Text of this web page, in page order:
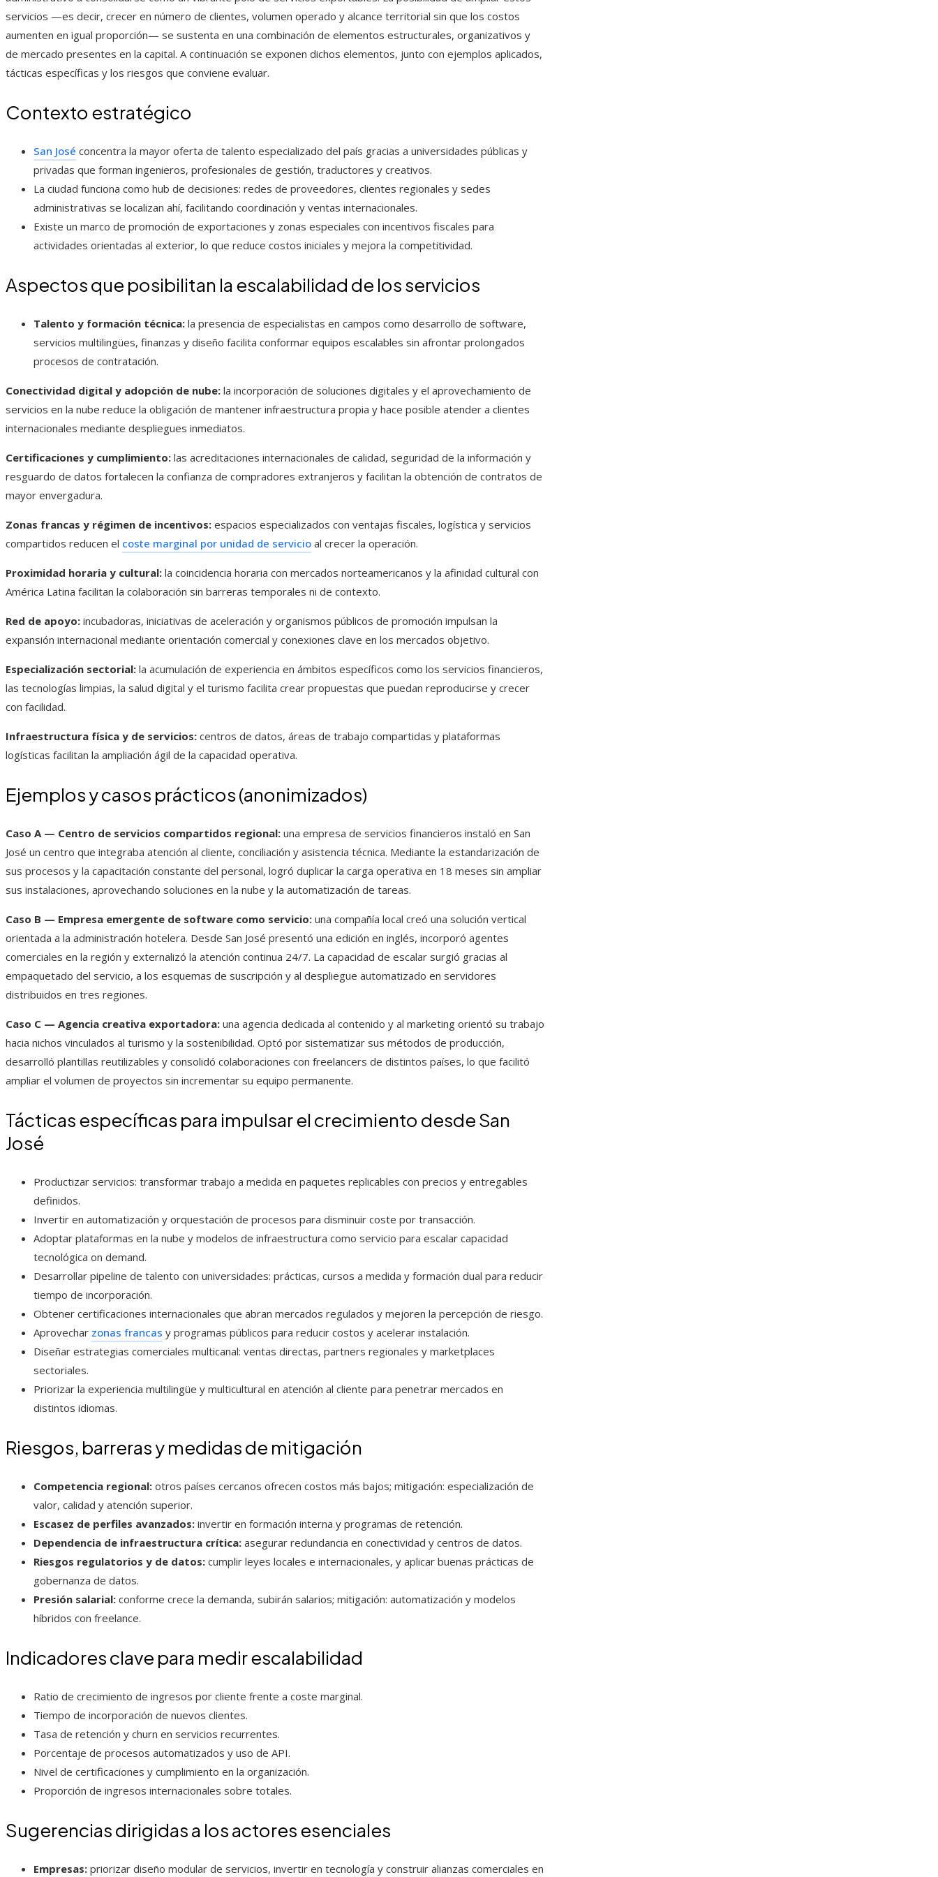
servicios —es decir, crecer en número de clientes, volumen operado y alcance territorial sin que los costos
aumenten en igual proporción— se sustenta en una combinación de elementos estructurales, organizativos y
de mercado presentes en la capital. A continuación se exponen dichos elementos, junto con ejemplos aplicados,
tácticas específicas y los riesgos que conviene evaluar.
Contexto estratégico
San José concentra la mayor oferta de talento especializado del país gracias a universidades públicas y
privadas que forman ingenieros, profesionales de gestión, traductores y creativos.
La ciudad funciona como hub de decisiones: redes de proveedores, clientes regionales y sedes
administrativas se localizan ahí, facilitando coordinación y ventas internacionales.
Existe un marco de promoción de exportaciones y zonas especiales con incentivos fiscales para
actividades orientadas al exterior, lo que reduce costos iniciales y mejora la competitividad.
Aspectos que posibilitan la escalabilidad de los servicios
Talento y formación técnica: la presencia de especialistas en campos como desarrollo de software,
servicios multilingües, finanzas y diseño facilita conformar equipos escalables sin afrontar prolongados
procesos de contratación.
Conectividad digital y adopción de nube: la incorporación de soluciones digitales y el aprovechamiento de
servicios en la nube reduce la obligación de mantener infraestructura propia y hace posible atender a clientes
internacionales mediante despliegues inmediatos.
Certificaciones y cumplimiento: las acreditaciones internacionales de calidad, seguridad de la información y
resguardo de datos fortalecen la confianza de compradores extranjeros y facilitan la obtención de contratos de
mayor envergadura.
Zonas francas y régimen de incentivos: espacios especializados con ventajas fiscales, logística y servicios
compartidos reducen el coste marginal por unidad de servicio al crecer la operación.
Proximidad horaria y cultural: la coincidencia horaria con mercados norteamericanos y la afinidad cultural con
América Latina facilitan la colaboración sin barreras temporales ni de contexto.
Red de apoyo: incubadoras, iniciativas de aceleración y organismos públicos de promoción impulsan la
expansión internacional mediante orientación comercial y conexiones clave en los mercados objetivo.
Especialización sectorial: la acumulación de experiencia en ámbitos específicos como los servicios financieros,
las tecnologías limpias, la salud digital y el turismo facilita crear propuestas que puedan reproducirse y crecer
con facilidad.
Infraestructura física y de servicios: centros de datos, áreas de trabajo compartidas y plataformas
logísticas facilitan la ampliación ágil de la capacidad operativa.
Ejemplos y casos prácticos (anonimizados)
Caso A — Centro de servicios compartidos regional: una empresa de servicios financieros instaló en San
José un centro que integraba atención al cliente, conciliación y asistencia técnica. Mediante la estandarización de
sus procesos y la capacitación constante del personal, logró duplicar la carga operativa en 18 meses sin ampliar
sus instalaciones, aprovechando soluciones en la nube y la automatización de tareas.
Caso B — Empresa emergente de software como servicio: una compañía local creó una solución vertical
orientada a la administración hotelera. Desde San José presentó una edición en inglés, incorporó agentes
comerciales en la región y externalizó la atención continua 24/7. La capacidad de escalar surgió gracias al
empaquetado del servicio, a los esquemas de suscripción y al despliegue automatizado en servidores
distribuidos en tres regiones.
Caso C — Agencia creativa exportadora: una agencia dedicada al contenido y al marketing orientó su trabajo
hacia nichos vinculados al turismo y la sostenibilidad. Optó por sistematizar sus métodos de producción,
desarrolló plantillas reutilizables y consolidó colaboraciones con freelancers de distintos países, lo que facilitó
ampliar el volumen de proyectos sin incrementar su equipo permanente.
Tácticas específicas para impulsar el crecimiento desde San
José
Productizar servicios: transformar trabajo a medida en paquetes replicables con precios y entregables
definidos.
Invertir en automatización y orquestación de procesos para disminuir coste por transacción.
Adoptar plataformas en la nube y modelos de infraestructura como servicio para escalar capacidad
tecnológica on demand.
Desarrollar pipeline de talento con universidades: prácticas, cursos a medida y formación dual para reducir
tiempo de incorporación.
Obtener certificaciones internacionales que abran mercados regulados y mejoren la percepción de riesgo.
Aprovechar zonas francas y programas públicos para reducir costos y acelerar instalación.
Diseñar estrategias comerciales multicanal: ventas directas, partners regionales y marketplaces
sectoriales.
Priorizar la experiencia multilingüe y multicultural en atención al cliente para penetrar mercados en
distintos idiomas.
Riesgos, barreras y medidas de mitigación
Competencia regional: otros países cercanos ofrecen costos más bajos; mitigación: especialización de
valor, calidad y atención superior.
Escasez de perfiles avanzados: invertir en formación interna y programas de retención.
Dependencia de infraestructura crítica: asegurar redundancia en conectividad y centros de datos.
Riesgos regulatorios y de datos: cumplir leyes locales e internacionales, y aplicar buenas prácticas de
gobernanza de datos.
Presión salarial: conforme crece la demanda, subirán salarios; mitigación: automatización y modelos
híbridos con freelance.
Indicadores clave para medir escalabilidad
Ratio de crecimiento de ingresos por cliente frente a coste marginal.
Tiempo de incorporación de nuevos clientes.
Tasa de retención y churn en servicios recurrentes.
Porcentaje de procesos automatizados y uso de API.
Nivel de certificaciones y cumplimiento en la organización.
Proporción de ingresos internacionales sobre totales.
Sugerencias dirigidas a los actores esenciales
Empresas: priorizar diseño modular de servicios, invertir en tecnología y construir alianzas comerciales en